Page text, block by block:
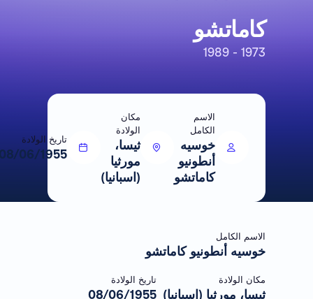
كاماتشو
1973 - 1989
الاسم
الكامل
خوسيه
أنطونيو
كاماتشو
مكان
الولادة
ثيسا،
مورثيا
(اسبانيا)
تاريخ الولادة
08/06/1955
الاسم الكامل
خوسيه أنطونيو كاماتشو
مكان الولادة
ثيسا، مورثيا (اسبانيا)
تاريخ الولادة
08/06/1955